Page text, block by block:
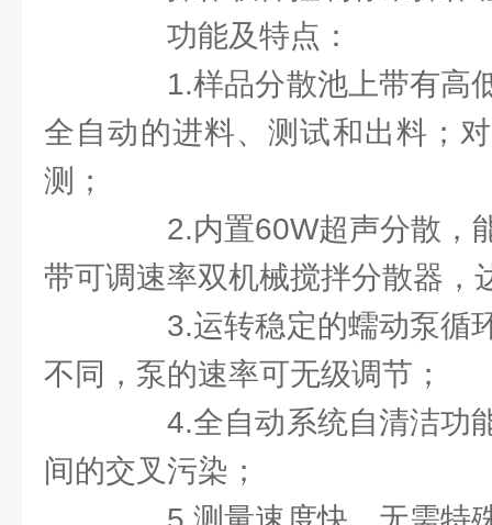
功能及特点：
1.样品分散池上带有高
全自动的进料、测试和出料；
测；
2.内置60W超声分散，
带可调速率双机械搅拌分散器，
3.运转稳定的蠕动泵循
不同，泵的速率可无级调节；
4.全自动系统自清洁功
间的交叉污染；